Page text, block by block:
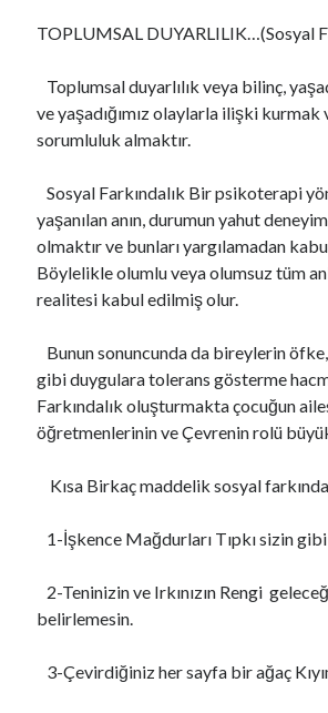
Son Yazılar
Najlepšia Investičná Platforma: Porovnanie a
Rokubet Giriş Sorunları Tarih Oluyor: 2026
CAMİ-KİLİSE MESCİT VE HAVRA
Son yorumlar
HER MESLEĞİN ÖLÜMÜ VE TAZİYESİ FARKLIDIR..
ŞUUR VE İDRAKiçinhttps://
dau-nhuc-xuong-khop
ÇOK GEÇ KALDIK AZİZİM ÇOK..içinbintaro88
TOPLUMSAL DUYARLILIK…(Sosyal
Toplumsal duyarlılık veya bilinç,
ve yaşadığımız olaylarla ilişki kurmak
sorumluluk almaktır.
Sosyal Farkındalık Bir psikoterapi
yaşanılan anın, durumun yahut
olmaktır ve bunları yargılamadan
Böylelikle olumlu veya olumsuz tüm
realitesi kabul edilmiş olur.
Bunun sonuncunda da bireylerin
gibi duygulara tolerans gösterme
Farkındalık oluşturmakta çocuğun
öğretmenlerinin ve Çevrenin rolü
Kısa Birkaç maddelik sosyal
1-İşkence Mağdurları Tıpkı sizin gibi
2-Teninizin ve Irkınızın Rengi
belirlemesin.
3-Çevirdiğiniz her sayfa bir ağaç